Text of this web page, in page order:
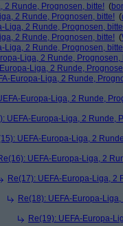
2 Runde, Prognosen, bitte! (
2 Runde, Prognosen, bitte! (
Liga, 2 Runde, Prognosen,
2 Runde, Prognosen, bitte! (
Liga, 2 Runde, Prognosen,
Liga, 2 Runde, Prognosen,
Liga, 2 Runde,
Europa-Liga, 2 Runde,
Europa-Liga, 2 Runde,
UEFA-Europa-Liga, 2 Runde,
UEFA-Europa-Liga, 2
UEFA-Europa-Liga, 2
Re(17): UEFA-Europa-Liga, 2
Re(18): UEFA-Europa-
Re(19): UEFA-Europa-